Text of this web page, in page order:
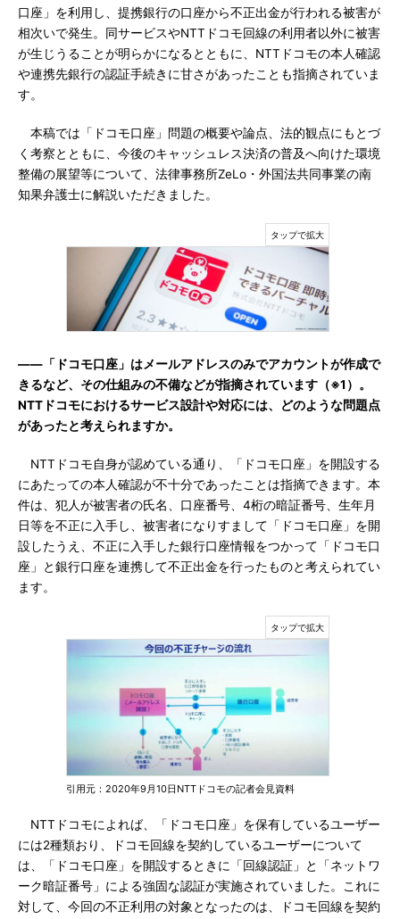
口座」を利用し、提携銀行の口座から不正出金が行われる被害が
相次いで発生。同サービスやNTTドコモ回線の利用者以外に被害
が生じうることが明らかになるとともに、NTTドコモの本人確認
や連携先銀行の認証手続きに甘さがあったことも指摘されていま
す。
本稿では「ドコモ口座」問題の概要や論点、法的観点にもとづ
く考察とともに、今後のキャッシュレス決済の普及へ向けた環境
整備の展望等について、法律事務所ZeLo・外国法共同事業の南
知果弁護士に解説いただきました。
――「ドコモ口座」はメールアドレスのみでアカウントが作成で
きるなど、その仕組みの不備などが指摘されています（※1）。
NTTドコモにおけるサービス設計や対応には、どのような問題点
があったと考えられますか。
NTTドコモ自身が認めている通り、「ドコモ口座」を開設する
にあたっての本人確認が不十分であったことは指摘できます。本
件は、犯人が被害者の氏名、口座番号、4桁の暗証番号、生年月
日等を不正に入手し、被害者になりすまして「ドコモ口座」を開
設したうえ、不正に入手した銀行口座情報をつかって「ドコモ口
座」と銀行口座を連携して不正出金を行ったものと考えられてい
ます。
引用元：2020年9月10日NTTドコモの記者会見資料
NTTドコモによれば、「ドコモ口座」を保有しているユーザー
には2種類おり、ドコモ回線を契約しているユーザーについて
は、「ドコモ口座」を開設するときに「回線認証」と「ネットワ
ーク暗証番号」による強固な認証が実施されていました。これに
対して、今回の不正利用の対象となったのは、ドコモ回線を契約